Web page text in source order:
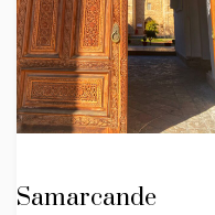
Samarcande